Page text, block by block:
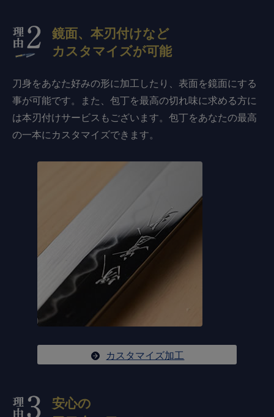
鏡面、本刃付けなど
カスタマイズが可能
刀身をあなた好みの形に加工したり、表面を鏡面にする
事が可能です。また、包丁を最高の切れ味に求める方に
は本刃付けサービスもございます。包丁をあなたの最高
の一本にカスタマイズできます。
カスタマイズ加工
安心の